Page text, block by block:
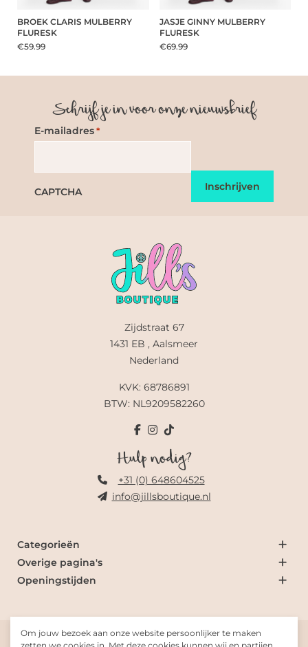
Om jouw bezoek aan onze website persoonlijker te maken
BROEK CLARIS MULBERRY
FLURESK
€59.99
JASJE GINNY MULBERRY
FLURESK
€69.99
Schrijf je in voor onze nieuwsbrief
E-mailadres *
CAPTCHA
Zijdstraat 67
1431 EB , Aalsmeer
Nederland
KVK: 68786891
BTW: NL9209582260
Hulp nodig?
+31 (0) 648604525
info@jillsboutique.nl
Categorieën
Overige pagina's
Openingstijden
© 2026 Jill's Boutique